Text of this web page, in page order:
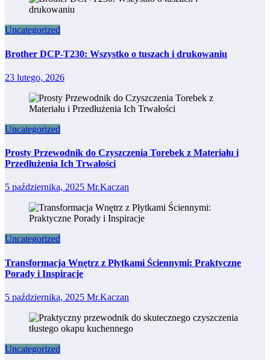
Uncategorized
Brother DCP-T230: Wszystko o tuszach i drukowaniu
23 lutego, 2026
Uncategorized
Prosty Przewodnik do Czyszczenia Torebek z Materiału i
Przedłużenia Ich Trwałości
5 października, 2025 Mr.Kaczan
Uncategorized
Transformacja Wnętrz z Płytkami Ściennymi: Praktyczne
Porady i Inspiracje
5 października, 2025 Mr.Kaczan
Uncategorized